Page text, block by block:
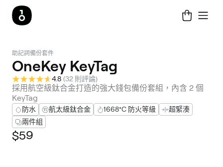
助記詞備份套件
OneKey KeyTag
4.8 (32 則評論)
採用航空級鈦合金打造的強大錢包備份套組，內含 2 個
KeyTag
防水 航太級鈦合金 1668°C 防火等級
超緊湊
兩件組
$59